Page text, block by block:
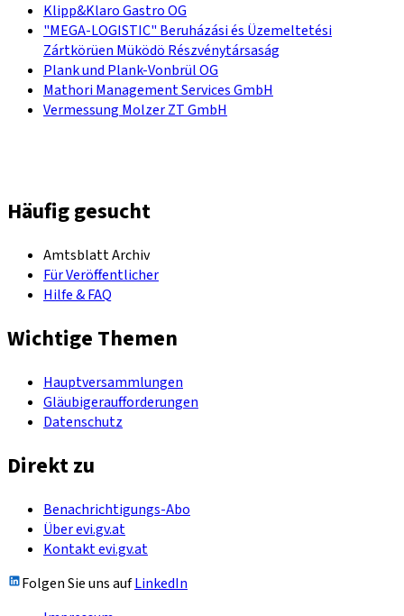
Klipp&Klaro Gastro OG
"MEGA-LOGISTIC" Beruházási és Üzemeltetési
Zártkörüen Müködö Részvénytársaság
Plank und Plank-Vonbrül OG
Mathori Management Services GmbH
Vermessung Molzer ZT GmbH
Häufig gesucht
Amtsblatt Archiv
Für Veröffentlicher
Hilfe & FAQ
Wichtige Themen
Hauptversammlungen
Gläubigeraufforderungen
Datenschutz
Direkt zu
Benachrichtigungs-Abo
Über evi.gv.at
Kontakt evi.gv.at
Folgen Sie uns aufLinkedIn